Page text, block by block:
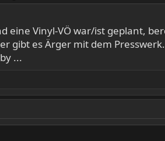
eine Vinyl-VÖ war/ist geplant,
gibt es Ärger mit dem
...